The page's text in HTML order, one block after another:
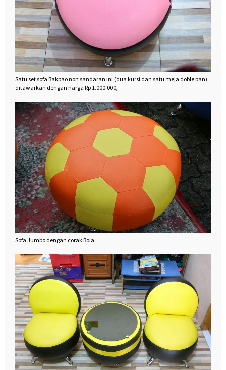
Satu set sofa Bakpao non sandaran ini (dua kursi dan satu meja doble ban)
ditawarkan dengan harga Rp 1.000.000,
Sofa Jumbo dengan corak Bola